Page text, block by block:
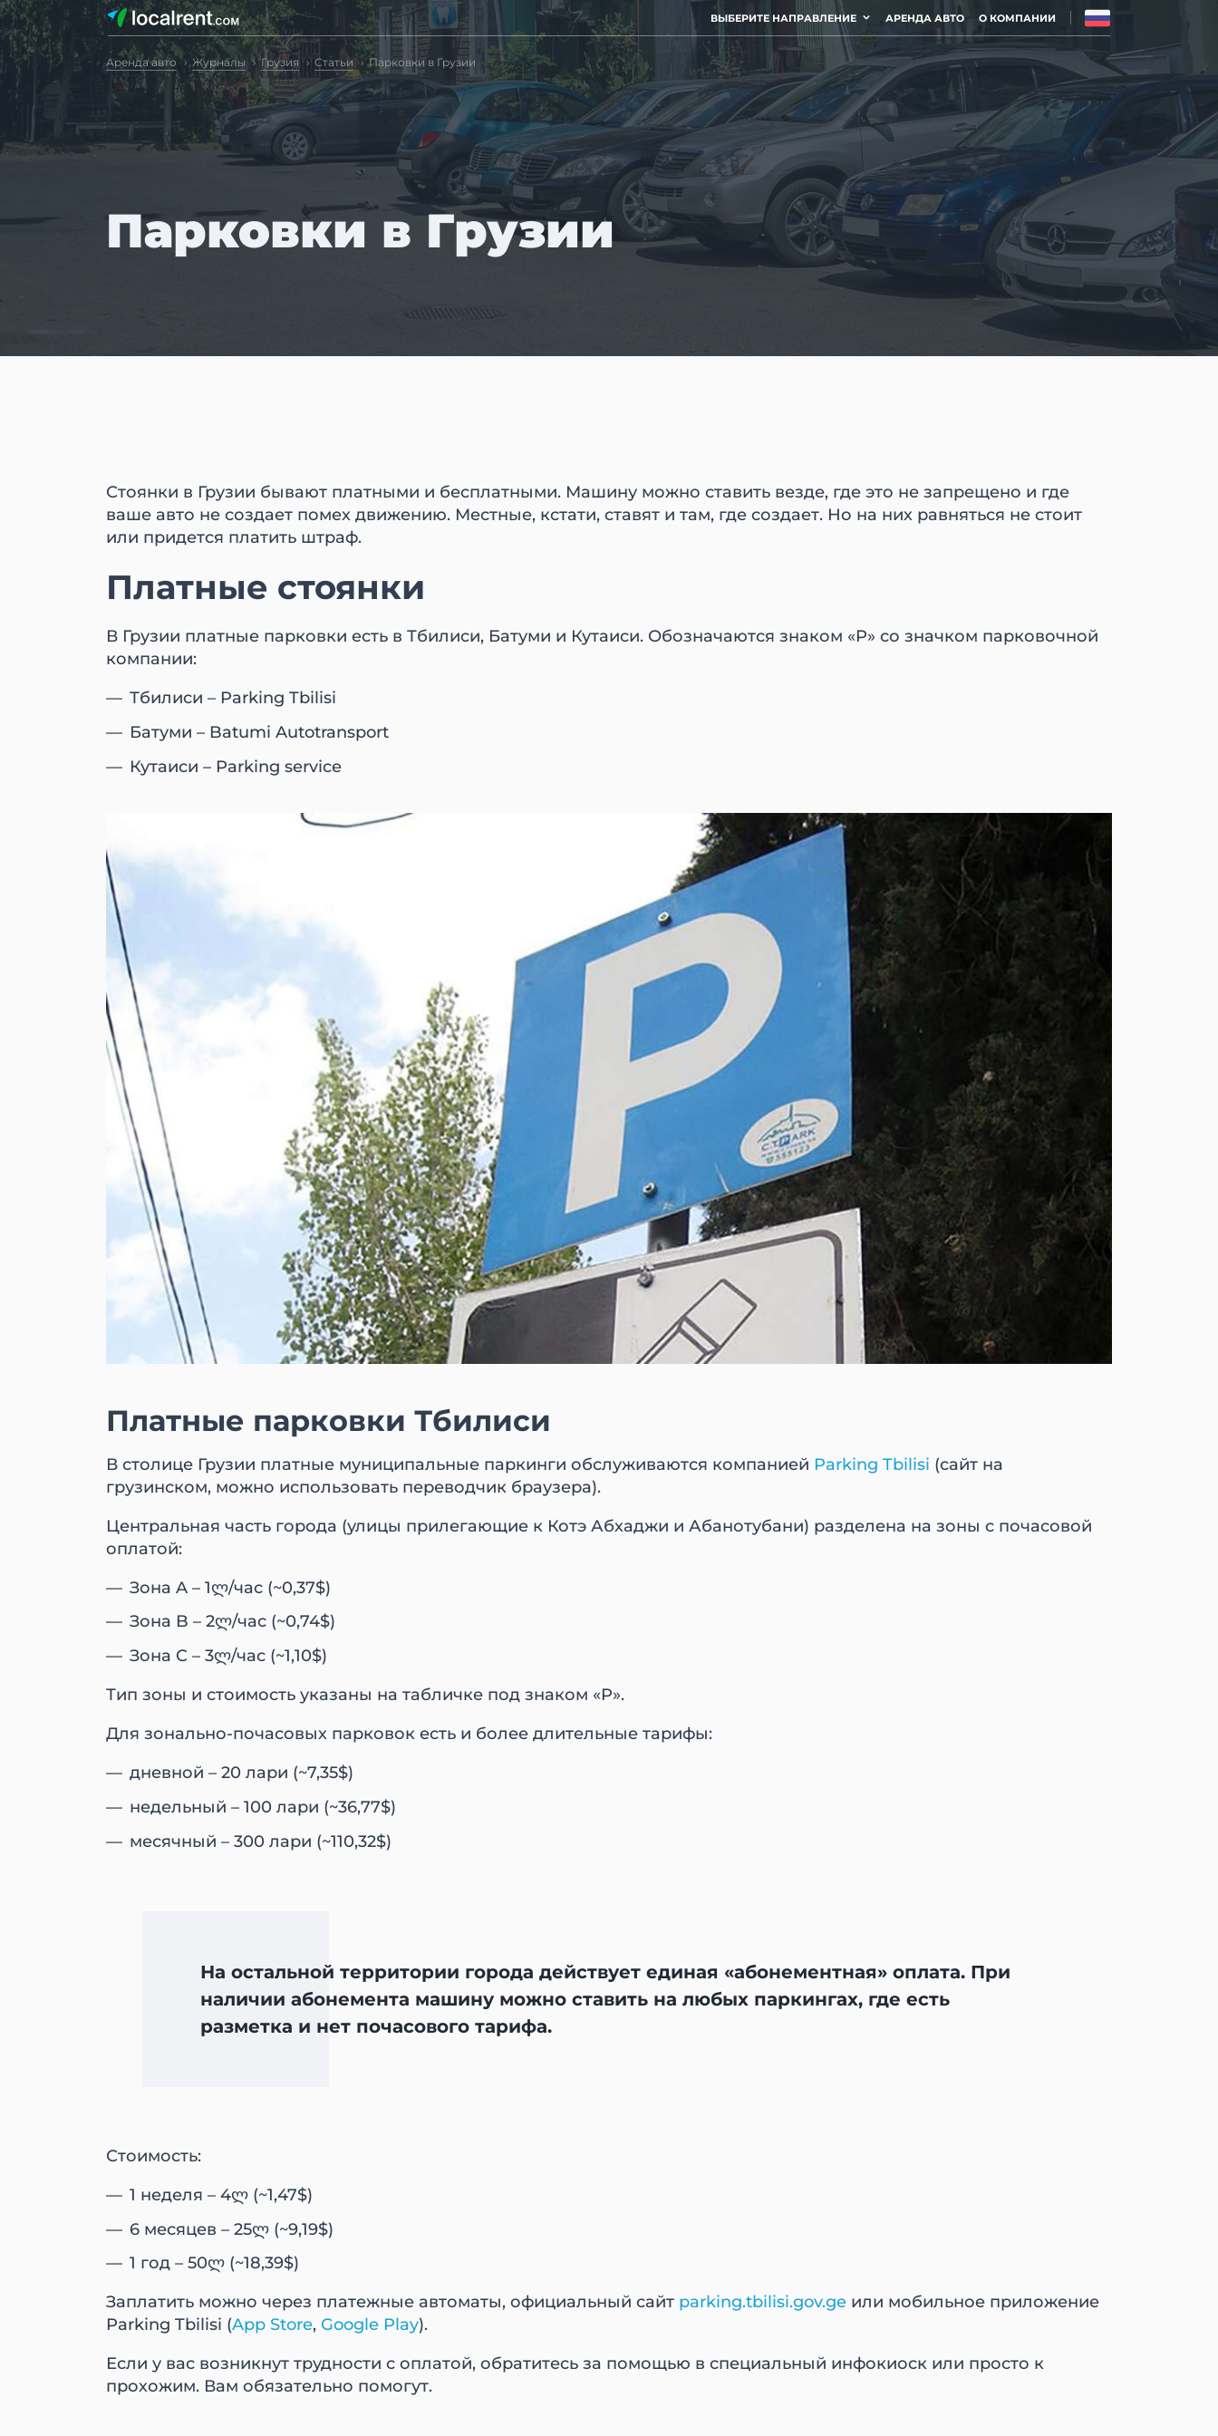
ВЫБЕРИТЕ НАПРАВЛЕНИЕ АРЕНДА АВТО О КОМПАНИИ
Аренда авто Журналы Грузия Статьи Парковки в Грузии
Парковки в Грузии
Стоянки в Грузии бывают платными и бесплатными. Машину можно ставить везде, где это не запрещено и где
ваше авто не создает помех движению. Местные, кстати, ставят и там, где создает. Но на них равняться не стоит
или придется платить штраф.
Платные стоянки
В Грузии платные парковки есть в Тбилиси, Батуми и Кутаиси. Обозначаются знаком «P» со значком парковочной
компании:
Тбилиси – Parking Tbilisi
Батуми – Batumi Autotransport
Кутаиси – Parking service
Платные парковки Тбилиси
В столице Грузии платные муниципальные паркинги обслуживаются компанией Parking Tbilisi (сайт на
грузинском, можно использовать переводчик браузера).
Центральная часть города (улицы прилегающие к Котэ Абхаджи и Абанотубани) разделена на зоны с почасовой
оплатой:
Зона A – 1ლ/час (~0,37$)
Зона B – 2ლ/час (~0,74$)
Зона C – 3ლ/час (~1,10$)
Тип зоны и стоимость указаны на табличке под знаком «P».
Для зонально-почасовых парковок есть и более длительные тарифы:
дневной – 20 лари (~7,35$)
недельный – 100 лари (~36,77$)
месячный – 300 лари (~110,32$)
На остальной территории города действует единая «абонементная» оплата. При
наличии абонемента машину можно ставить на любых паркингах, где есть
разметка и нет почасового тарифа.
Стоимость:
1 неделя – 4ლ (~1,47$)
6 месяцев – 25ლ (~9,19$)
1 год – 50ლ (~18,39$)
Заплатить можно через платежные автоматы, официальный сайт parking.tbilisi.gov.ge или мобильное приложение
Parking Tbilisi (App Store, Google Play).
Если у вас возникнут трудности с оплатой, обратитесь за помощью в специальный инфокиоск или просто к
прохожим. Вам обязательно помогут.